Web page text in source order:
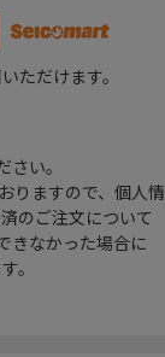
ただけます。
い。
りますので、個人情
のご注文について
きなかった場合に
。